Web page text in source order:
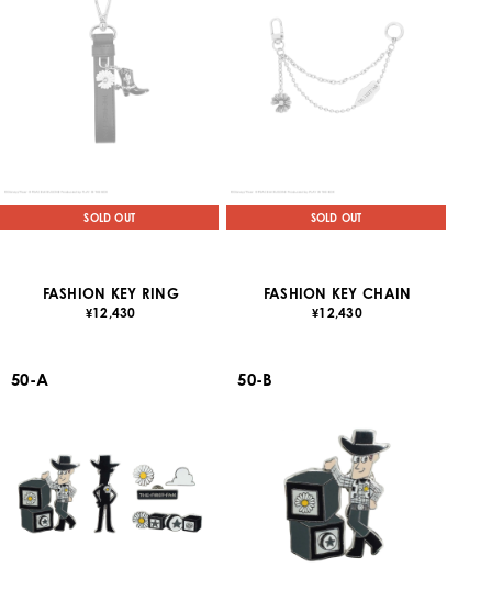
SOLD OUT
FASHION KEY RING
¥12,430
SOLD OUT
FASHION KEY CHAIN
¥12,430
50-A 50-B